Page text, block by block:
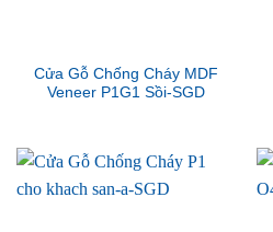
Cửa Gỗ Chống Cháy MDF
Veneer P1G1 Sồi-SGD